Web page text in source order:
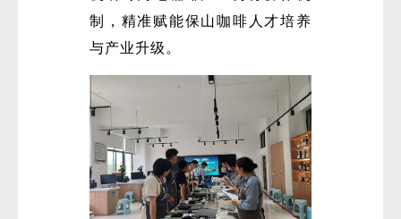
制，精准赋能保山咖啡人才培养
与产业升级。